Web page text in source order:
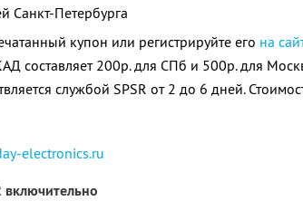
Санкт-Петербурга
купон или регистрируйте его на
составляет 200р. для СПб и 500р. для
службой SPSR от 2 до 6 дней.
electronics.ru